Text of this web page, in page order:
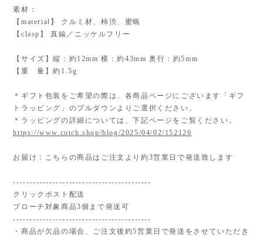
素材：
【material】 クルミ材、柿渋、蜜蝋
【clasp】 真鍮／ニッケルフリー
【サイズ】縦：約12mm 横：約43mm 奥行：約5mm
【重 量】約1.5g
＊ギフト包装をご希望の際は、各商品ページにございます「ギフ
トラッピング」のプルダウンよりご選択ください。
＊ラッピングの詳細については、下記ページをご覧ください。
https://www.cotch.shop/blog/2025/04/02/152126
お届け：こちらの商品はご注文より約3営業日で発送致します
------------------------------------------
クリックポスト配送
ブローチ対象商品3個まで発送可
------------------------------------------
・商品が欠品の場合、ご注文後約5営業日で発送をさせていただき